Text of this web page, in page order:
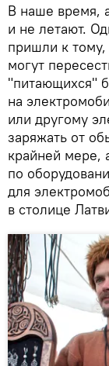
В наше время,
и не летают.
пришли к тому,
могут
"питающихся"
на
или другому
заряжать от
крайней мере,
по
для
в столице